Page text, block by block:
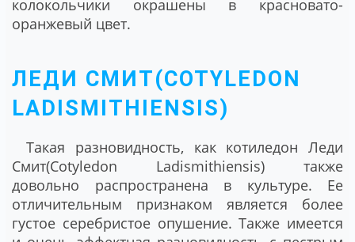
колокольчики окрашены в красновато-
оранжевый цвет.
ЛЕДИ СМИТ(COTYLEDON
LADISMITHIENSIS)
Такая разновидность, как котиледон Леди
Смит(Cotyledon Ladismithiensis) также
довольно распространена в культуре. Ее
отличительным признаком является более
густое серебристое опушение. Также имеется